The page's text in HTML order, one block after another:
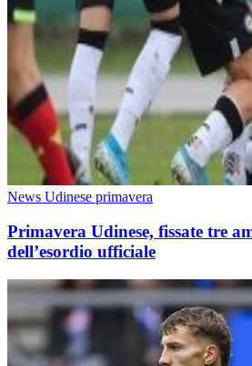
News Udinese primavera
Primavera Udinese, fissate tre
dell’esordio ufficiale